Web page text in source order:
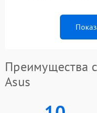
Преимущества
Asus